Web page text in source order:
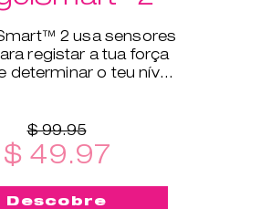
2 usa sensores
registar a tua força
determinar o teu nível
$ 99.95
$ 49.97
Descobre